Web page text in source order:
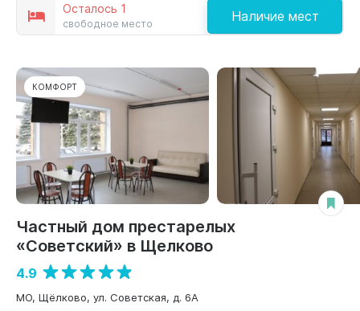
Осталось 1
свободное место Наличие мест
КОМФОРТ
Частный дом престарелых
«Советский» в Щелково
4.9
МО, Щёлково, ул. Советская, д. 6А